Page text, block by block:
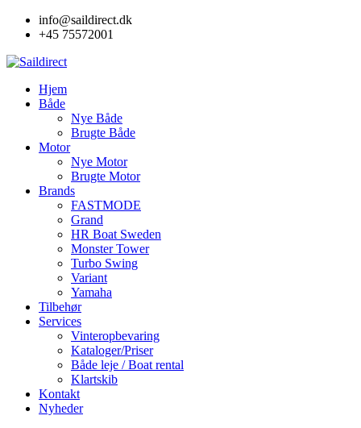
Skip
info@saildirect.dk
+45 75572001
Hjem
Både
Nye Både
Brugte Både
Motor
Nye Motor
Brugte Motor
Brands
FASTMODE
Grand
HR Boat Sweden
Monster Tower
Turbo Swing
Variant
Yamaha
Tilbehør
Services
Vinteropbevaring
Kataloger/Priser
Både leje / Boat rental
Klartskib
Kontakt
Nyheder